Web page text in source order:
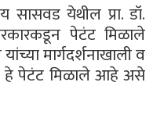
सासवड येथील प्रा. डॉ.
पेटंट मिळाले
मार्गदर्शनाखाली व
हे पेटंट मिळाले आहे असे